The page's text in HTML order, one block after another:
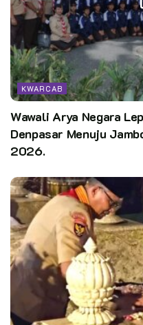
KWARCAB
Wawali Arya Negara
Denpasar Menuju
2026.